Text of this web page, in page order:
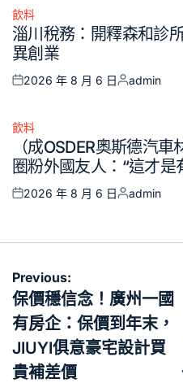
Posted
in
飲料
淄川稅務：開釋森和診
異創業
Posted
2026 年 8 月 6 日
Posted
admin
Posted
飲料
（成OSDER奧斯德汽
圈粉外國友人：“這才是
Posted
2026 年 8 月 6 日
Posted
admin
文
章
導
覽
Previous:
保價穩信念！廣州一國
有房企：保價到年末，
JIUYI俱意豪宅設計買
貴補差價